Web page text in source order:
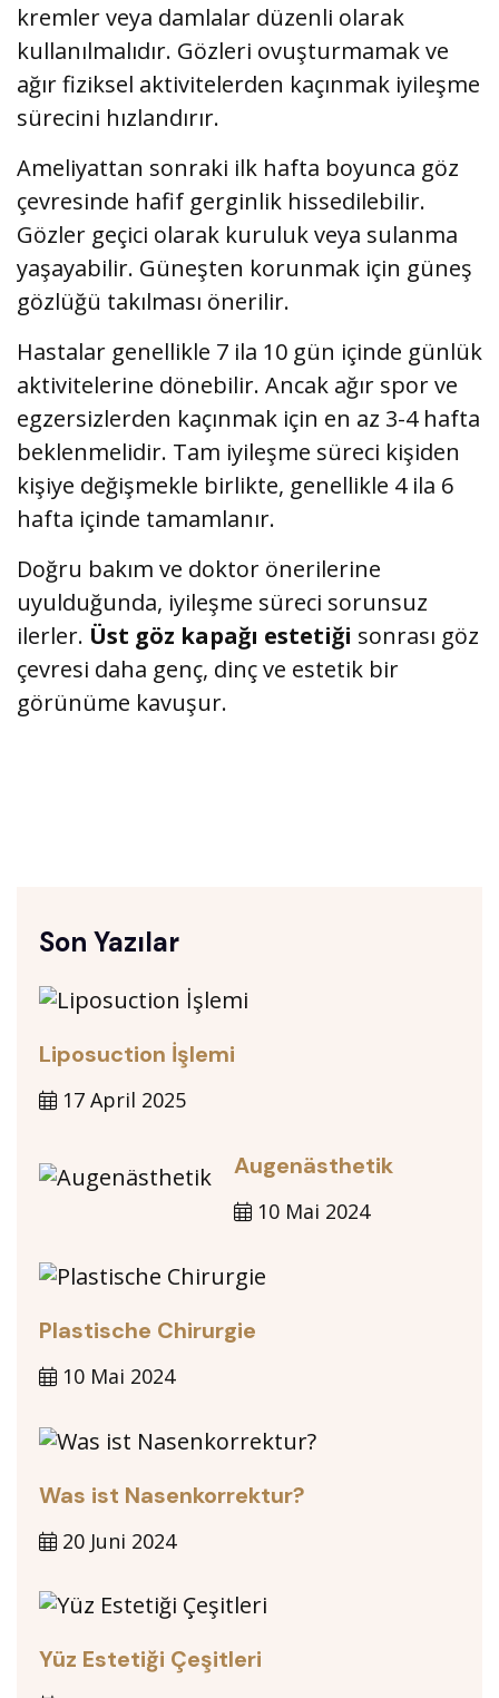
kremler veya damlalar düzenli olarak
kullanılmalıdır. Gözleri ovuşturmamak ve
ağır fiziksel aktivitelerden kaçınmak iyileşme
sürecini hızlandırır.
Ameliyattan sonraki ilk hafta boyunca göz
çevresinde hafif gerginlik hissedilebilir.
Gözler geçici olarak kuruluk veya sulanma
yaşayabilir. Güneşten korunmak için güneş
gözlüğü takılması önerilir.
Hastalar genellikle 7 ila 10 gün içinde günlük
aktivitelerine dönebilir. Ancak ağır spor ve
egzersizlerden kaçınmak için en az 3-4 hafta
beklenmelidir. Tam iyileşme süreci kişiden
kişiye değişmekle birlikte, genellikle 4 ila 6
hafta içinde tamamlanır.
Doğru bakım ve doktor önerilerine
uyulduğunda, iyileşme süreci sorunsuz
ilerler. Üst göz kapağı estetiği sonrası göz
çevresi daha genç, dinç ve estetik bir
görünüme kavuşur.
Son Yazılar
Liposuction İşlemi
17 April 2025
Augenästhetik
10 Mai 2024
Plastische Chirurgie
10 Mai 2024
Was ist Nasenkorrektur?
20 Juni 2024
Yüz Estetiği Çeşitleri